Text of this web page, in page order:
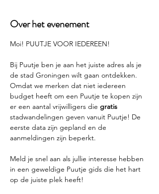
Over het evenement
Moi! PUUTJE VOOR IEDEREEN!
Bij Puutje ben je aan het juiste adres als je
de stad Groningen wilt gaan ontdekken.
Omdat we merken dat niet iedereen
budget heeft om een Puutje te kopen zijn
er een aantal vrijwilligers die gratis
stadwandelingen geven vanuit Puutje! De
eerste data zijn gepland en de
aanmeldingen zijn beperkt.
Meld je snel aan als jullie interesse hebben
in een geweldige Puutje gids die het hart
op de juiste plek heeft!